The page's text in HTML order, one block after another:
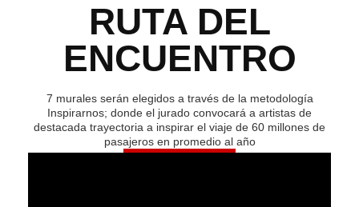
RUTA DEL
ENCUENTRO
7 murales serán elegidos a través de la metodología
Inspirarnos; donde el jurado convocará a artistas de
destacada trayectoria a inspirar el viaje de 60 millones de
pasajeros en promedio al año